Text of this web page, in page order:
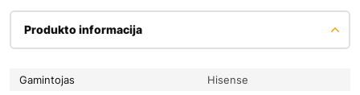
Produkto informacija
Gamintojas Hisense